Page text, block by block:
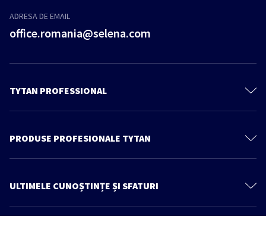
ADRESA DE EMAIL
office.romania@selena.com
TYTAN PROFESSIONAL
Contactează-ne
Cunoștințe și sfaturi
PRODUSE PROFESIONALE TYTAN
Spume Adezivi
ULTIMELE CUNOȘTINȚE ȘI SFATURI
Mai multe articole